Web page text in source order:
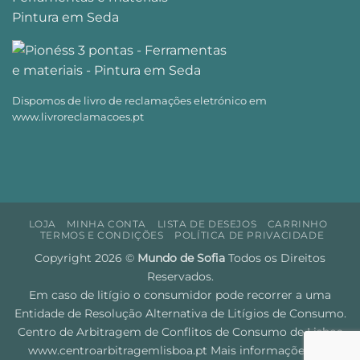
Dispomos de livro de reclamações eletrónico em
www.livroreclamacoes.pt
LOJA MINHA CONTA LISTA DE DESEJOS
CARRINHO
TERMOS E CONDIÇÕES
POLÍTICA DE PRIVACIDADE
Copyright 2026 © Mundo de Sofia Todos os Direitos
Reservados.
Em caso de litígio o consumidor pode recorrer a uma
Entidade de Resolução Alternativa de Litígios de Consumo.
Centro de Arbitragem de Conflitos de Consumo de Lisboa
www.centroarbitragemlisboa.pt Mais informações em